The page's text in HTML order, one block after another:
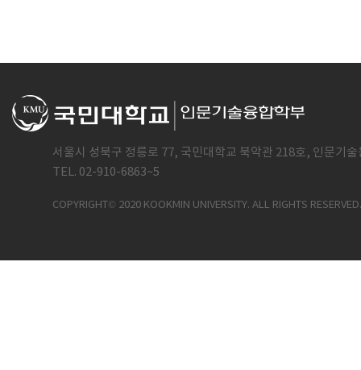
서울시 성북구 정릉로 77, 국민대학교 북악관 218호, 인문기
TEL. 02-910-6863~5
COPYRIGHT© 2020 KOOKMIN UNIVERSITY. ALL RIGHTS RESERVED.